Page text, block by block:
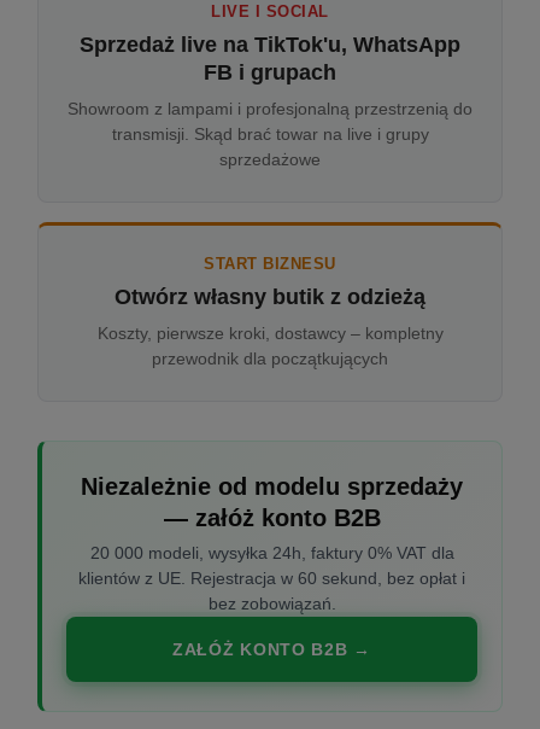
LIVE I SOCIAL
Sprzedaż live na TikTok'u, WhatsApp
FB i grupach
Showroom z lampami i profesjonalną przestrzenią do
transmisji. Skąd brać towar na live i grupy
sprzedażowe
START BIZNESU
Otwórz własny butik z odzieżą
Koszty, pierwsze kroki, dostawcy – kompletny
przewodnik dla początkujących
Niezależnie od modelu sprzedaży
— załóż konto B2B
20 000 modeli, wysyłka 24h, faktury 0% VAT dla
klientów z UE. Rejestracja w 60 sekund, bez opłat i
bez zobowiązań.
ZAŁÓŻ KONTO B2B →